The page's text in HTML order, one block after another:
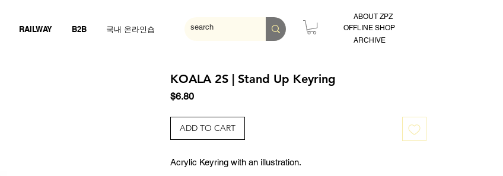
RAILWAY B2B 국내 온라인숍
ABOUT ZPZ
OFFLINE SHOP
ARCHIVE
KOALA 2S | Stand Up Keyring
$6.80Price
ADD TO CART
Acrylic Keyring with an illustration.